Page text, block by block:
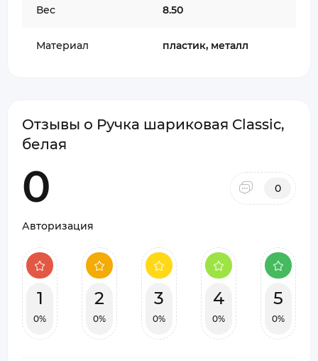
Вес 8.50
Материал пластик, металл
Отзывы о Ручка шариковая Classic,
белая
0 0
Авторизация
1
0%
2
0%
3
0%
4
0%
5
0%